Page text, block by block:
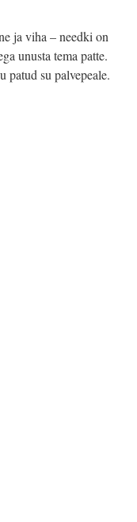
ja viha – needki on
unusta tema patte.
patud su palvepeale.